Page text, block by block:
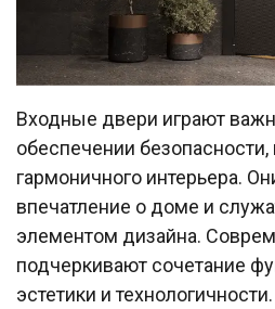
Входные двери играют
обеспечении
гармоничного интерьера.
впечатление о доме и
элементом дизайна.
подчеркивают сочетание
эстетики и технологичности.